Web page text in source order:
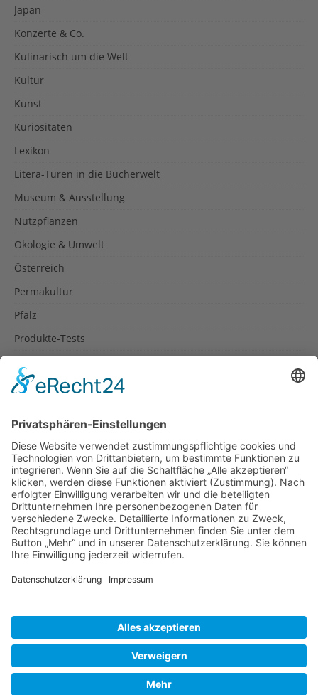
Japan
Konzerte & Co.
Kulinarisch um die Welt
Kultur
Kunst
Kuriositäten
Lexikon
Litera-Türen in die Bücherwelt
Museum & Ausstellung
Nutzpflanzen
Ökologie & Umwelt
Österreich
Permakultur
Pfalz
Produkte-Tests
Rezepte
Spanien
Südtirol
USA
Weihnachten
Weihnachtstexte
Datenschutzerklärung
Impressum
Cookie-Einstellungen